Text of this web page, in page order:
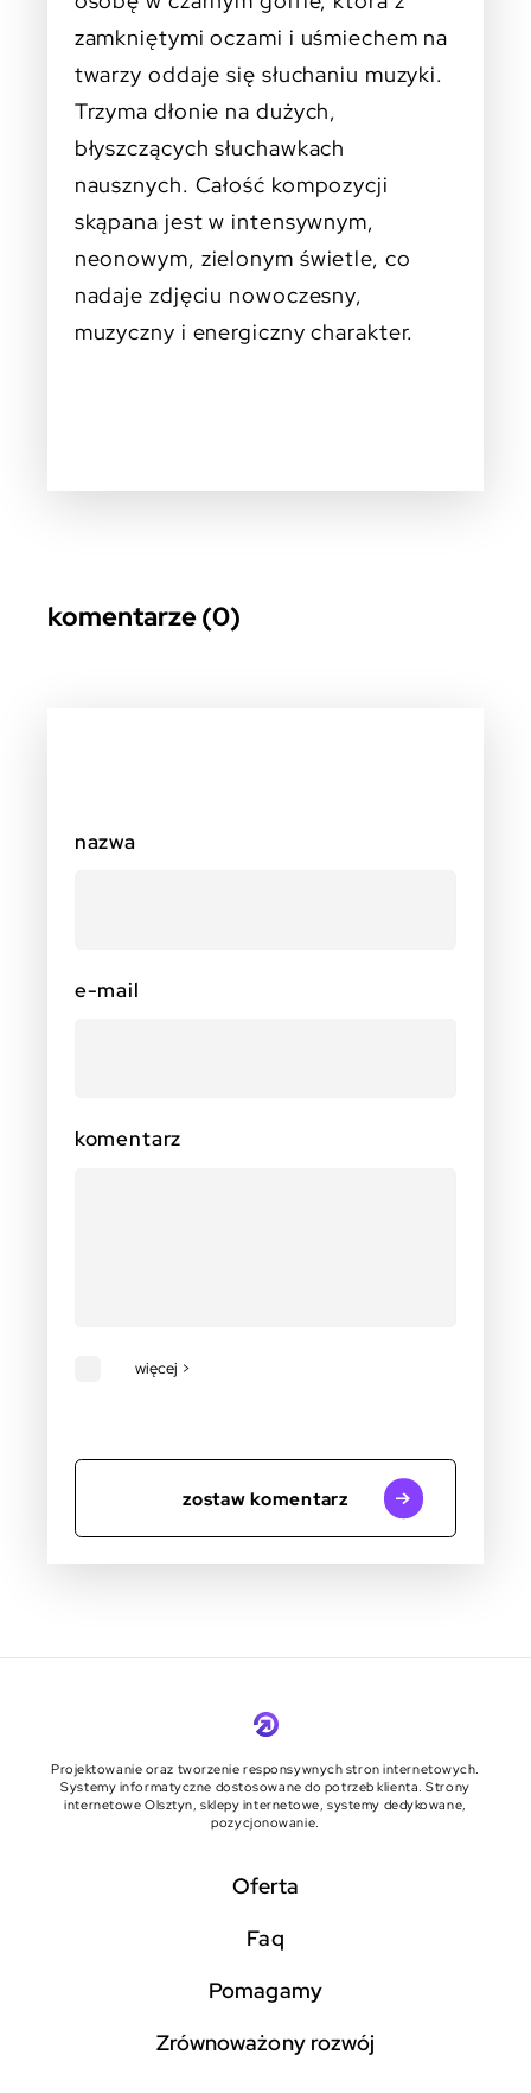
zamkniętymi oczami i uśmiechem na
twarzy oddaje się słuchaniu muzyki.
Trzyma dłonie na dużych,
błyszczących słuchawkach
nausznych. Całość kompozycji
skąpana jest w intensywnym,
neonowym, zielonym świetle, co
nadaje zdjęciu nowoczesny,
muzyczny i energiczny charakter.
komentarze (0)
komentarz
więcej >
nazwa
e-mail
zostaw komentarz
Projektowanie oraz tworzenie responsywnych stron internetowych.
Systemy informatyczne dostosowane do potrzeb klienta. Strony
internetowe Olsztyn, sklepy internetowe, systemy dedykowane,
pozycjonowanie.
Oferta
faq
pomagamy
zrównoważony rozwój